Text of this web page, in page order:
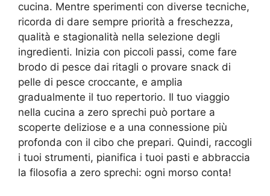
cucina. Mentre sperimenti con diverse tecniche,
ricorda di dare sempre priorità a freschezza,
qualità e stagionalità nella selezione degli
ingredienti. Inizia con piccoli passi, come fare
brodo di pesce dai ritagli o provare snack di
pelle di pesce croccante, e amplia
gradualmente il tuo repertorio. Il tuo viaggio
nella cucina a zero sprechi può portare a
scoperte deliziose e a una connessione più
profonda con il cibo che prepari. Quindi, raccogli
i tuoi strumenti, pianifica i tuoi pasti e abbraccia
la filosofia a zero sprechi: ogni morso conta!